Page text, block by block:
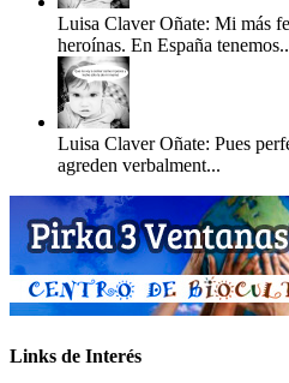
Luisa Claver Oñate: Mi más
heroínas. En España
Luisa Claver Oñate: Pues
agreden verbalment...
Links de Interés